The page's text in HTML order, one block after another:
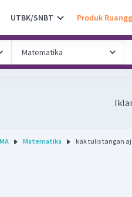
UTBK/SNBT Produk
Matematika kak tulis tangan